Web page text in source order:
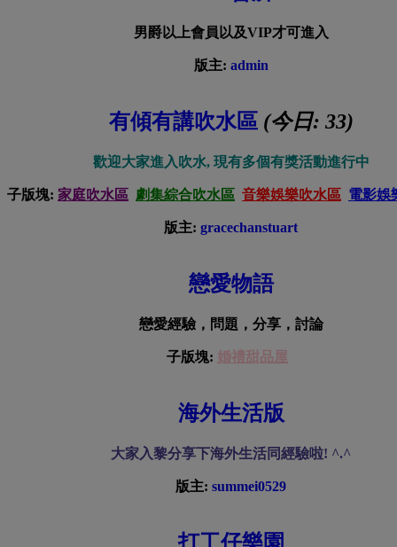
男爵以上會員以及VIP才可進入
版主: admin
有傾有講吹水區 (今日: 33)
歡迎大家進入吹水, 現有多個有獎活動進行中
子版塊: 家庭吹水區 劇集綜合吹水區 音樂娛樂吹水區 電影娛
版主: gracechanstuart
戀愛物語
戀愛經驗，問題，分享，討論
子版塊: 婚禮甜品屋
海外生活版
大家入黎分享下海外生活同經驗啦! ^.^
版主: summei0529